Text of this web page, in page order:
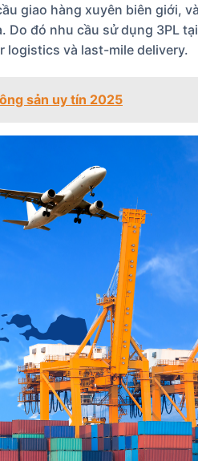
giao hàng xuyên biên giới,
đó nhu cầu sử dụng 3PL
logistics và last-mile delivery.
sản uy tín 2025